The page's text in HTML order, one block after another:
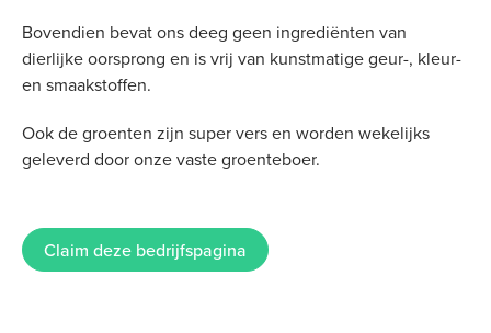
Bovendien bevat ons deeg geen ingrediënten van
dierlijke oorsprong en is vrij van kunstmatige geur-, kleur-
en smaakstoffen.
Ook de groenten zijn super vers en worden wekelijks
geleverd door onze vaste groenteboer.
Claim deze bedrijfspagina